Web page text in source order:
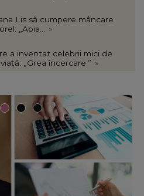
Lis să cumpere mâncare
„Abia...
»
a inventat celebrii mici de
„Grea încercare.” »